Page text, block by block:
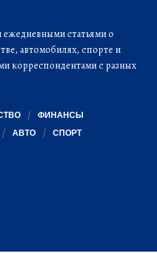
статьями о
автомобилях, спорте и
корреспондентами с разных
ФИНАНСЫ
АВТО СПОРТ